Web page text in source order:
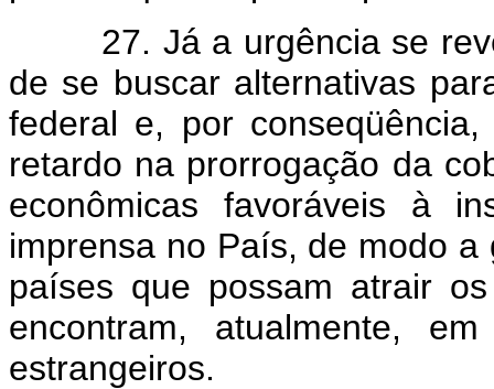
27. Já a urgência se
de se buscar alternativas
federal e, por
retardo na prorrogação da
econômicas favoráveis à
imprensa no País, de modo
países que possam atrair
encontram, atualmente,
estrangeiros.